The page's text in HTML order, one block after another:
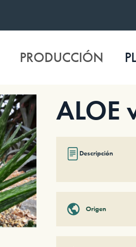
PRODUCCIÓN
ALOE
Descripción
Origen